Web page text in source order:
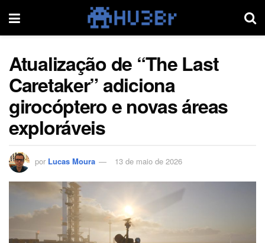
Atualização de “The Last
Caretaker” adiciona
girocóptero e novas áreas
exploráveis
por Lucas Moura 13 de maio de 2026